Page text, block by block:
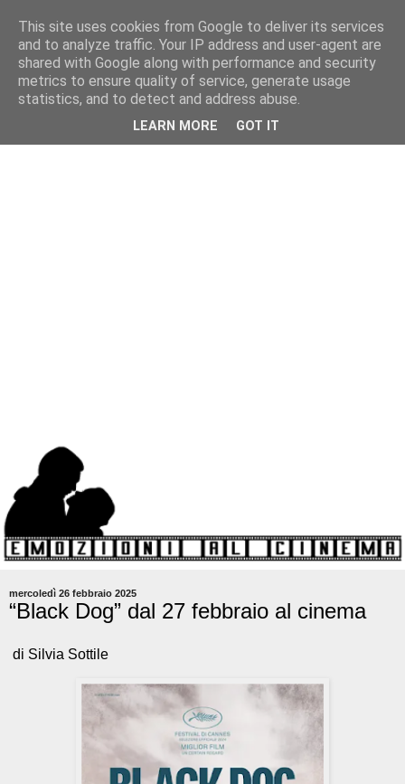
mercoledì 26 febbraio 2025
“Black Dog” dal 27 febbraio al cinema
di Silvia Sottile
This site uses cookies from Google to deliver its services
and to analyze traffic. Your IP address and user-agent are
shared with Google along with performance and security
metrics to ensure quality of service, generate usage
statistics, and to detect and address abuse.
LEARN MORE GOT IT